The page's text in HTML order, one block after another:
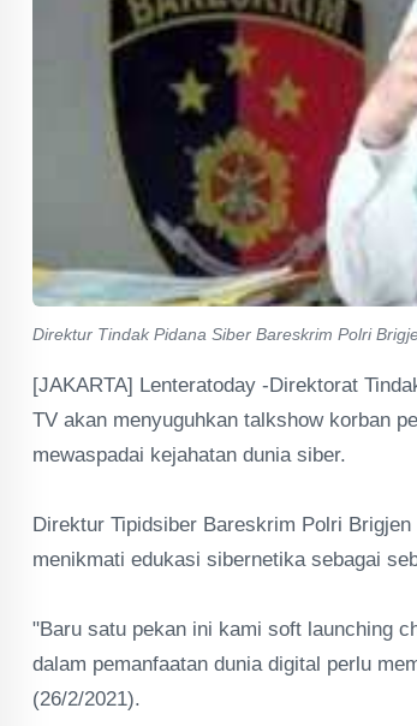
Direktur Tindak Pidana Siber Bareskrim Polri
[JAKARTA] Lenteratoday -Direktorat
TV akan menyuguhkan talkshow korban
mewaspadai kejahatan dunia siber.
Direktur Tipidsiber Bareskrim Polri
menikmati edukasi sibernetika sebagai
"Baru satu pekan ini kami soft launching
dalam pemanfaatan dunia digital perlu
(26/2/2021).